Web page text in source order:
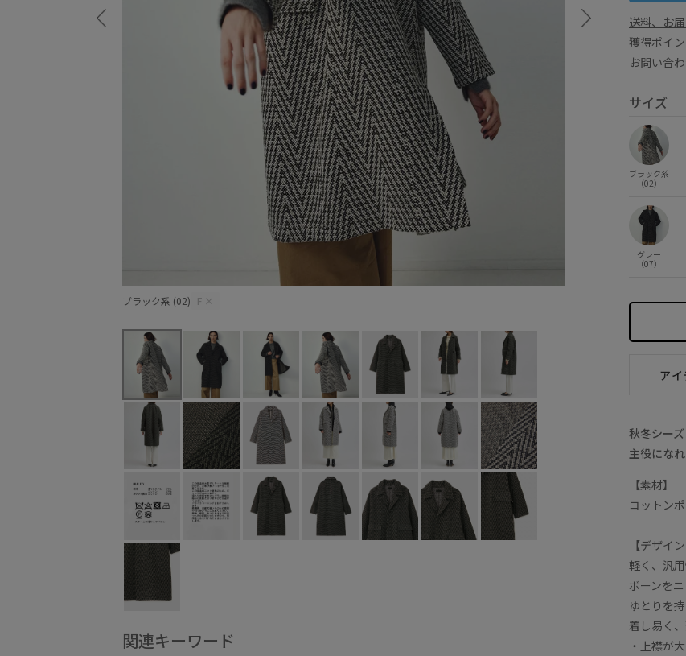
ブラック系 (02) F × F○
関連キーワード
送料、お
獲得ポイ
お問い合
サイズ
ブラック系
（02）
グレー
（07）
ア
秋冬シー
主役にな
【素材】
コットン
【デザイ
軽く、汎
ボーンを
ゆとりを
着し易く
・上襟が